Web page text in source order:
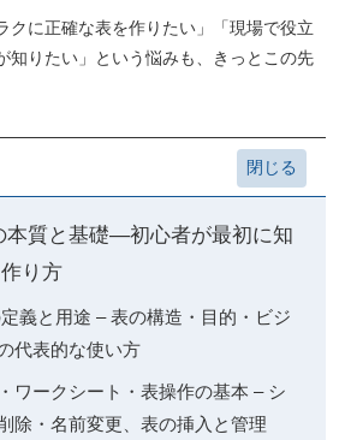
クに正確な表を作りたい」「現場で役立
知りたい」という悩みも、きっとこの先
本質と基礎―初心者が最初に知
り方
義と用途 – 表の構造・目的・ビジ
代表的な使い方
ワークシート・表操作の基本 – シ
除・名前変更、表の挿入と管理